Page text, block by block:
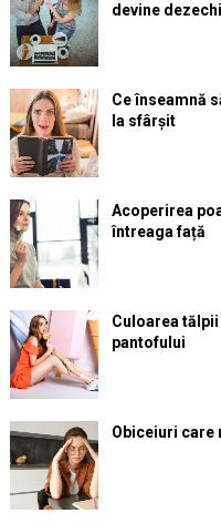
devine
Ce înseamnă
la sfârșit
Acoperirea
întreaga față
Culoarea
pantofului
Obiceiuri care